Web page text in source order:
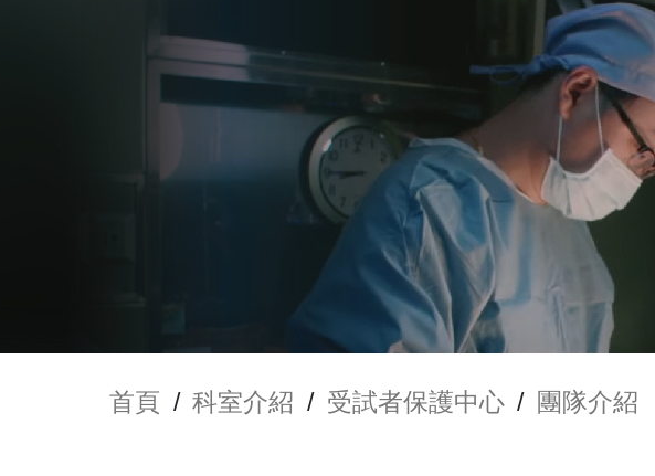
首頁 / 科室介紹 / 受試者保護中心 / 團隊介紹